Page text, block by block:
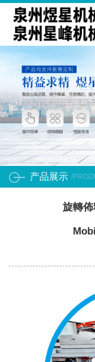
产品展示 /
旋轉